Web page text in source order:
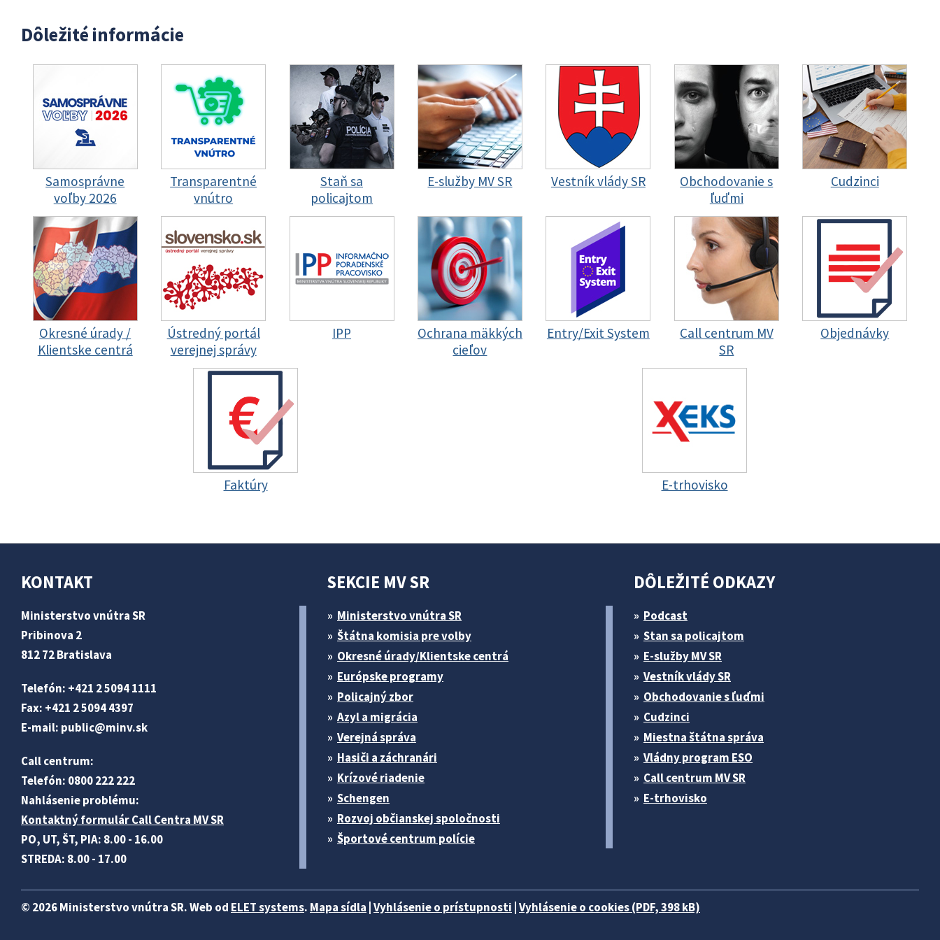
Dôležité informácie
Samosprávne
voľby 2026
Transparentné
vnútro
Staň sa
policajtom
E-služby MV SR Vestník vlády SR
Obchodovanie s
ľuďmi
Cudzinci
Okresné úrady /
Klientske centrá
Ústredný portál
verejnej správy
IPP
Ochrana mäkkých
cieľov
Entry/Exit System
Call centrum MV
SR
Objednávky
Faktúry E-trhovisko
KONTAKT
Ministerstvo vnútra SR
Pribinova 2
812 72 Bratislava
Telefón: +421 2 5094 1111
Fax: +421 2 5094 4397
E-mail: public@minv.sk
Call centrum:
Telefón: 0800 222 222
Nahlásenie problému:
Kontaktný formulár Call Centra MV SR
PO, UT, ŠT, PIA: 8.00 - 16.00
STREDA: 8.00 - 17.00
SEKCIE MV SR
Ministerstvo vnútra SR
Štátna komisia pre volby
Okresné úrady/Klientske centrá
Európske programy
Policajný zbor
Azyl a migrácia
Verejná správa
Hasiči a záchranári
Krízové riadenie
Schengen
Rozvoj občianskej spoločnosti
Športové centrum polície
DÔLEŽITÉ ODKAZY
Podcast
Stan sa policajtom
E-služby MV SR
Vestník vlády SR
Obchodovanie s ľuďmi
Cudzinci
Miestna štátna správa
Vládny program ESO
Call centrum MV SR
E-trhovisko
© 2026 Ministerstvo vnútra SR. Web od ELET systems. Mapa sídla Vyhlásenie o prístupnosti Vyhlásenie o cookies (PDF, 398 kB)